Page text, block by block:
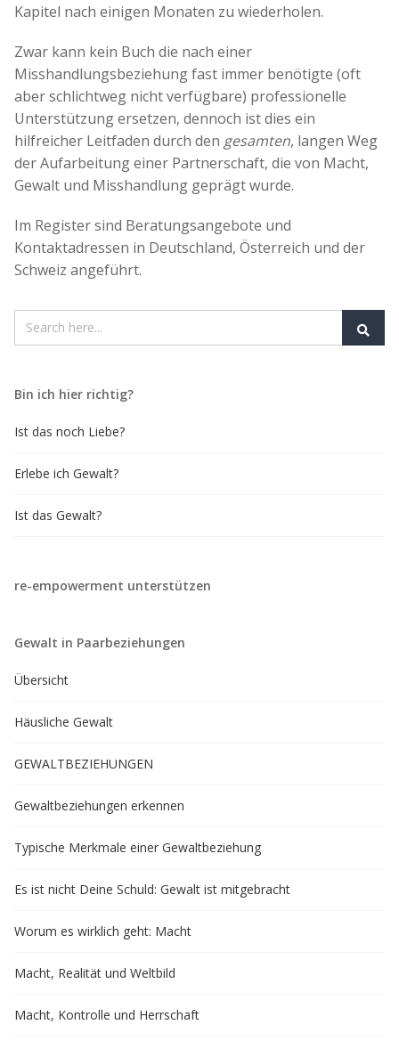
Kapitel nach einigen Monaten zu wiederholen.
Zwar kann kein Buch die nach einer
Misshandlungsbeziehung fast immer benötigte (oft
aber schlichtweg nicht verfügbare) professionelle
Unterstützung ersetzen, dennoch ist dies ein
hilfreicher Leitfaden durch den gesamten, langen Weg
der Aufarbeitung einer Partnerschaft, die von Macht,
Gewalt und Misshandlung geprägt wurde.
Im Register sind Beratungsangebote und
Kontaktadressen in Deutschland, Österreich und der
Schweiz angeführt.
Bin ich hier richtig?
Ist das noch Liebe?
Erlebe ich Gewalt?
Ist das Gewalt?
re-empowerment unterstützen
Gewalt in Paarbeziehungen
Übersicht
Häusliche Gewalt
GEWALTBEZIEHUNGEN
Gewaltbeziehungen erkennen
Typische Merkmale einer Gewaltbeziehung
Es ist nicht Deine Schuld: Gewalt ist mitgebracht
Worum es wirklich geht: Macht
Macht, Realität und Weltbild
Macht, Kontrolle und Herrschaft